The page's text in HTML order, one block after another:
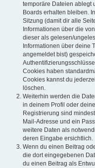
temporäre Dateien ablegt
Boards erhalten bleiben.
Sitzung (damit dir alle
Informationen über die
dieser als gelesen/
Informationen über deine
angemeldet bist)
Cookies haben
Cookies kannst du
löschen.
Weiterhin werden die
in deinem Profil oder
Registrierung sind
Mail-Adresse und ein
weitere Daten als
deren Eingabe ersichtlich.
Wenn du einen Beitrag
die dort eingegebenen
du einen Beitrag als